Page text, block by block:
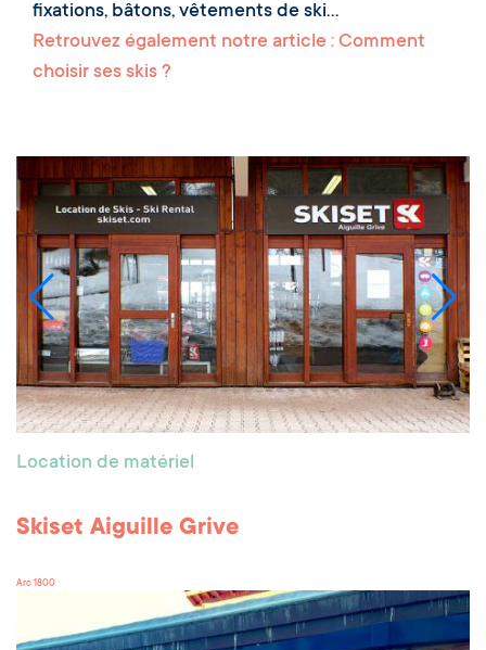
fixations, bâtons, vêtements de ski...
Retrouvez également notre article : Comment
choisir ses skis ?
Location de matériel
Skiset Aiguille Grive
Arc 1800